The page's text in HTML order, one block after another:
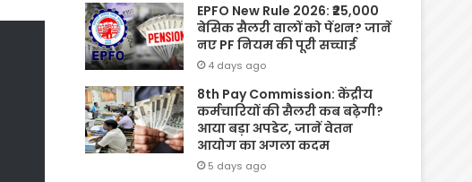
EPFO New Rule 2026: ₹25,000
बेसिक सैलरी वालों को पेंशन? जानें
नए PF नियम की पूरी सच्चाई
4 days ago
8th Pay Commission: केंद्रीय
कर्मचारियों की सैलरी कब बढ़ेगी?
आया बड़ा अपडेट, जानें वेतन
आयोग का अगला कदम
5 days ago